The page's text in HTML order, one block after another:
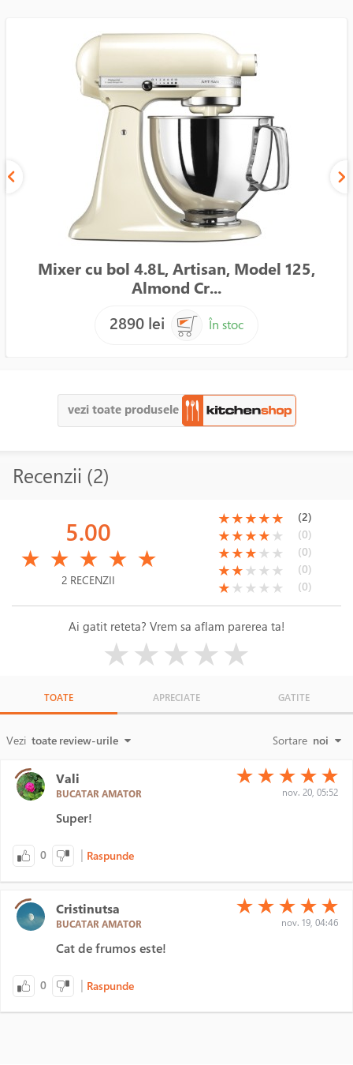
Mixer cu bol 4.8L, Artisan, Model 125,
Almond Cr...
2890 lei
În stoc
vezi toate produsele
Recenzii (2)
5.00
★ ★ ★ ★ ★
2 RECENZII
(*)
★(*)
★(*)
★(*)
★(*)
★ (2)
(*)
★(*)
★(*)
★(*)
★( )
★ (0)
(*)
★(*)
★(*)
★( )
★ ( )
★ (0)
(*)
★(*)
★( )
★ ( )
★ ( )
★ (0)
(*)
★( )
★ ( )
★ ( )
★ ( )
★ (0)
Ai gatit reteta? Vrem sa aflam parerea ta!
★★★★★
TOATE APRECIATE GATITE
Vezi toate review-urile Sortare noi
Vali
BUCATAR AMATOR
(*)
★ (*)
★ (*)
★ (*)
★ (*)
★
nov. 20, 05:52
Super!
0 | Raspunde
Cristinutsa
BUCATAR AMATOR
(*)
★ (*)
★ (*)
★ (*)
★ (*)
★
nov. 19, 04:46
Cat de frumos este!
0 | Raspunde